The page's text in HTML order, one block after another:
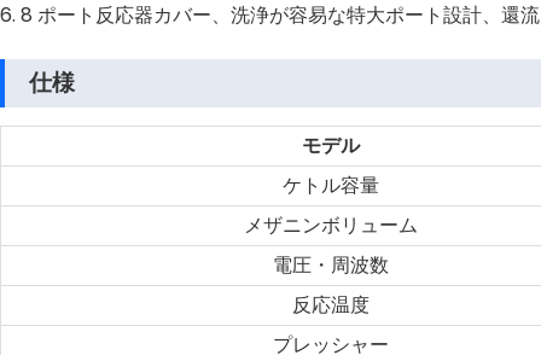
6. 8 ポート反応器カバー、洗浄が容易な特大ポート設計、還
仕様
モデル
ケトル容量
メザニンボリューム
電圧・周波数
反応温度
プレッシャー